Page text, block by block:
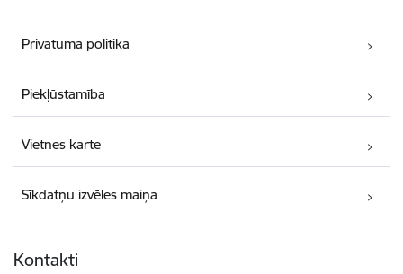
Privātuma politika
Piekļūstamība
Vietnes karte
Sīkdatņu izvēles maiņa
Kontakti